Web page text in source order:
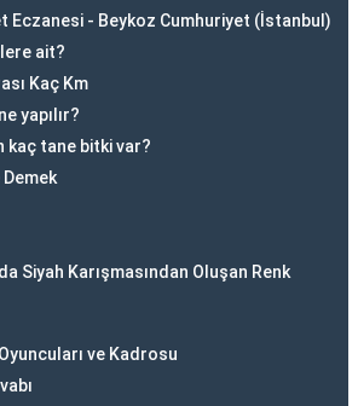
Eczanesi - Beykoz Cumhuriyet (İstanbul)
ait?
Kaç Km
yapılır?
kaç tane bitki var?
Siyah Karışmasından Oluşan Renk
ve Kadrosu